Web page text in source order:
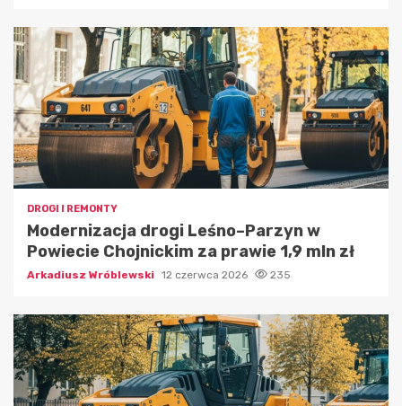
DROGI I REMONTY
Modernizacja drogi Leśno–Parzyn w
Powiecie Chojnickim za prawie 1,9 mln zł
Arkadiusz Wróblewski 12 czerwca 2026 235